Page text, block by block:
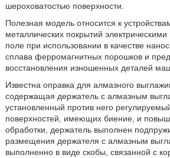
шероховатостью поверхности.
Полезная модель относится к
металлических покрытий
поле при использовании в качестве
сплава ферромагнитных порошков и
восстановления изношенных деталей
Известна оправка для алмазного
содержащая держатель с алмазным
установленный против него
поверхностей, имеющих биение, и
обработки, держатель выполнен
размещения держателя с алмазным
выполненно в виде скобы, связанной с